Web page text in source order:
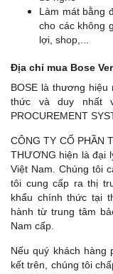
Làm mát bằng
cho các không
lợi, shop,...
Địa chỉ mua Bose
BOSE là thương
thức và duy nhất
PROCUREMENT
CÔNG TY CỔ PHẦN
THƯƠNG hiện là đại
Việt Nam. Chúng tôi
tôi cung cấp ra thị
khẩu chính thức tại
hành từ trung tâm
Nam cấp.
Nếu quý khách hàng
kết trên, chúng tôi